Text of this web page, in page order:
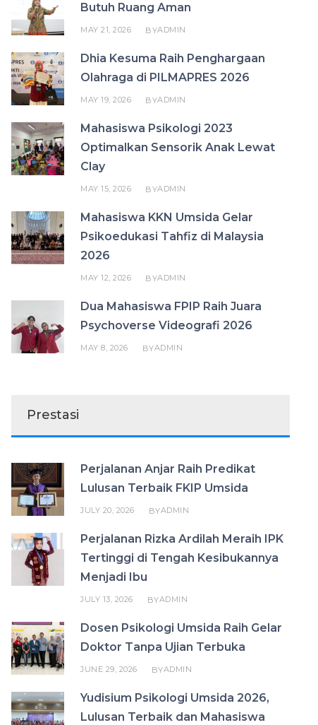
Butuh Ruang Aman
MAY 21, 2026 BYADMIN
Dhia Kesuma Raih Penghargaan
Olahraga di PILMAPRES 2026
MAY 19, 2026 BYADMIN
Mahasiswa Psikologi 2023
Optimalkan Sensorik Anak Lewat
Clay
MAY 15, 2026 BYADMIN
Mahasiswa KKN Umsida Gelar
Psikoedukasi Tahfiz di Malaysia
2026
MAY 12, 2026 BYADMIN
Dua Mahasiswa FPIP Raih Juara
Psychoverse Videografi 2026
MAY 8, 2026 BYADMIN
Prestasi
Perjalanan Anjar Raih Predikat
Lulusan Terbaik FKIP Umsida
JULY 20, 2026 BYADMIN
Perjalanan Rizka Ardilah Meraih IPK
Tertinggi di Tengah Kesibukannya
Menjadi Ibu
JULY 13, 2026 BYADMIN
Dosen Psikologi Umsida Raih Gelar
Doktor Tanpa Ujian Terbuka
JUNE 29, 2026 BYADMIN
Yudisium Psikologi Umsida 2026,
Lulusan Terbaik dan Mahasiswa